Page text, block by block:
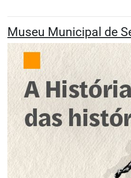
Museu Municipal de